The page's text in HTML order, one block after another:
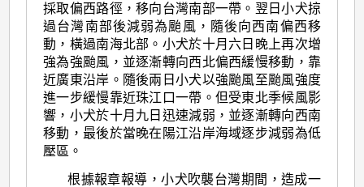
採取偏西路徑，移向台灣南部一帶。翌日小犬掠
過台灣南部後減弱為颱風，隨後向西南偏西移
動，橫過南海北部。小犬於十月六日晚上再次增
強為強颱風，並逐漸轉向西北偏西緩慢移動，靠
近廣東沿岸。隨後兩日小犬以強颱風至颱風強度
進一步緩慢靠近珠江口一帶。但受東北季候風影
響，小犬於十月九日迅速減弱，並逐漸轉向西南
移動，最後於當晚在陽江沿岸海域逐步減弱為低
壓區。
根據報章報導，小犬吹襲台灣期間，造成一